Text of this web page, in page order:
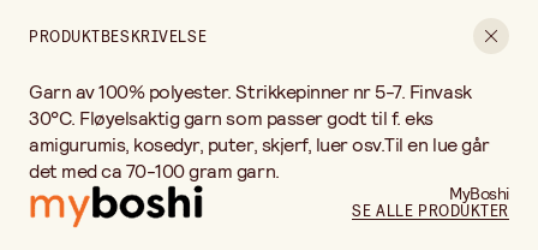
PRODUKTBESKRIVELSE
Garn av 100% polyester. Strikkepinner nr 5-7. Finvask
30°C. Fløyelsaktig garn som passer godt til f. eks
amigurumis, kosedyr, puter, skjerf, luer osv.Til en lue går
det med ca 70-100 gram garn.
MyBoshi
SE ALLE PRODUKTER